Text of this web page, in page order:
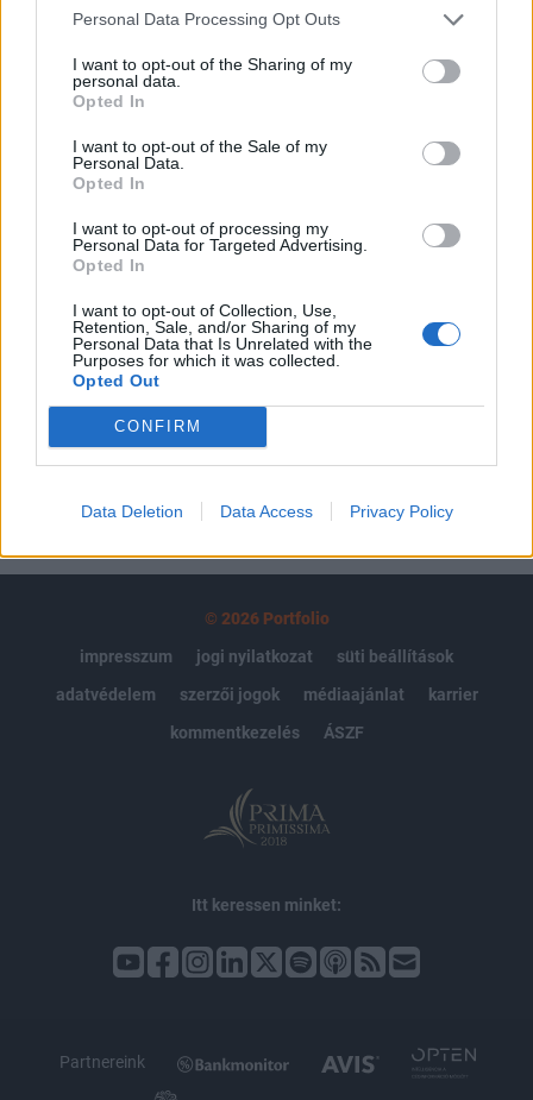
Personal Data Processing Opt Outs
I want to opt-out of the Sharing of my
personal data.
Opted In
I want to opt-out of the Sale of my
Personal Data.
Opted In
I want to opt-out of processing my
Personal Data for Targeted Advertising.
Opted In
I want to opt-out of Collection, Use,
Retention, Sale, and/or Sharing of my
Personal Data that Is Unrelated with the
Purposes for which it was collected.
Opted Out
CONFIRM
Data Deletion Data Access Privacy Policy
KEDVES OLVASÓNK!
A keresett cikk a portfolio.hu hírarchívumához
regisztrációhoz kötött.
Az előfizetés a következőket tartalmazza:
Portfolio.hu teljes cikkarchívum
Kötéslisták: BÉT elmúlt 2 év napon belüli
Előfizetés
MÁR ELŐFIZETŐNK VAGY?
© 2026 Portfolio
impresszum
jogi nyilatkozat
süti beállítások
adatvédelem
szerzői jogok médiaajánlat
karrier
kommentkezelés
ÁSZF
Itt keressen minket:
Partnereink